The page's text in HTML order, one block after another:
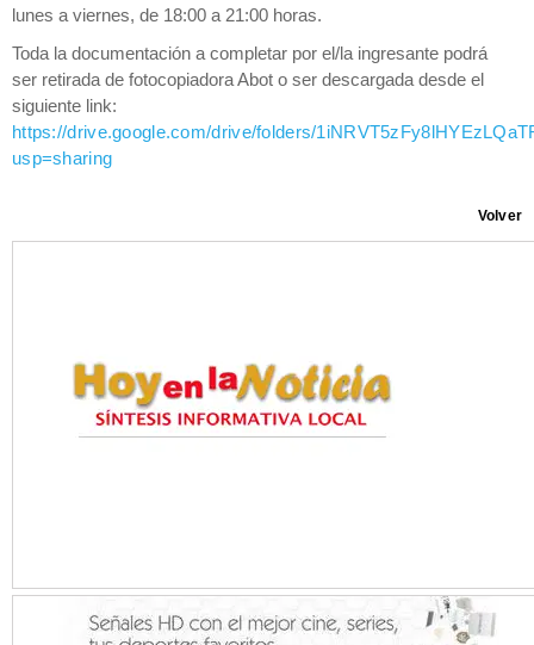
lunes a viernes, de 18:00 a 21:00 horas.
Toda la documentación a completar por el/la ingresante podrá
ser retirada de fotocopiadora Abot o ser descargada desde el
siguiente link:
https://drive.google.com/drive/folders/
usp=sharing
Volver